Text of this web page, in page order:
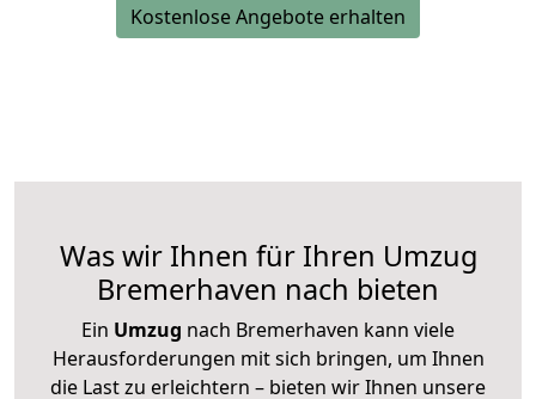
Kostenlose Angebote erhalten
Was wir Ihnen für Ihren Umzug
Bremerhaven nach bieten
Ein Umzug nach Bremerhaven kann viele
Herausforderungen mit sich bringen, um Ihnen
die Last zu erleichtern – bieten wir Ihnen unsere